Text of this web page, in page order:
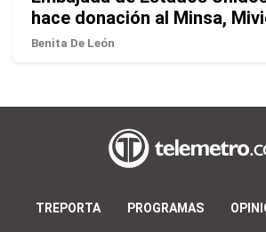
hace donación al Minsa,
Benita De León
TREPORTA PROGRAMAS